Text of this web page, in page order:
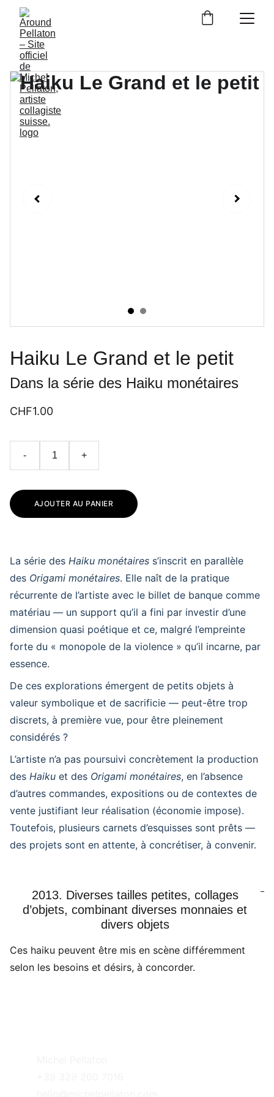
Haiku Le Grand et le petit
Dans la série des Haiku monétaires
CHF1.00
- +
AJOUTER AU PANIER
La série des Haiku monétaires s’inscrit en parallèle
des Origami monétaires. Elle naît de la pratique
récurrente de l’artiste avec le billet de banque comme
matériau — un support qu’il a fini par investir d’une
dimension quasi poétique et ce, malgré l’empreinte
forte du « monopole de la violence » qu’il incarne, par
essence.
De ces explorations émergent de petits objets à
valeur symbolique et de sacrificie — peut-être trop
discrets, à première vue, pour être pleinement
considérés ?
L’artiste n’a pas poursuivi concrètement la production
des Haiku et des Origami monétaires, en l’absence
d’autres commandes, expositions ou de contextes de
vente justifiant leur réalisation (économie impose).
Toutefois, plusieurs carnets d’esquisses sont prêts —
des projets sont en attente, à concrétiser, à convenir.
2013. Diverses tailles petites, collages
d’objets, combinant diverses monnaies et
divers objets
Ces haiku peuvent être mis en scène différemment
selon les besoins et désirs, à concorder.